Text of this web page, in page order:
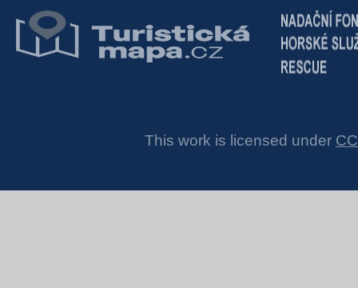
This work is licensed under